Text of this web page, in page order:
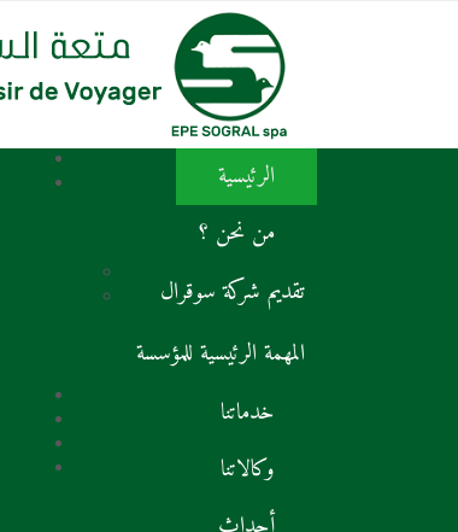
الرئيسية
من نحن ؟
تقديم شركة سوقرال
المهمة الرئيسية للمؤسسة
خدماتنا
وكالاتنا